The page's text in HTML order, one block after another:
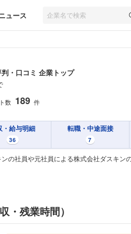
ュース
・口コミ 企業トップ
数 189 件
・給与明細
36
転職・中途面接
7
の社員や元社員による株式会社ダスキ
・残業時間）